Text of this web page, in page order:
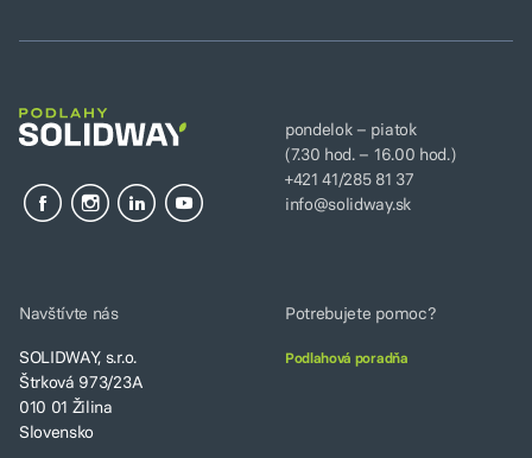
pondelok – piatok
(7.30 hod. – 16.00 hod.)
+421 41/285 81 37
info@solidway.sk
Navštívte nás
SOLIDWAY, s.r.o.
Štrková 973/23A
010 01 Žilina
Slovensko
Potrebujete pomoc?
Podlahová poradňa